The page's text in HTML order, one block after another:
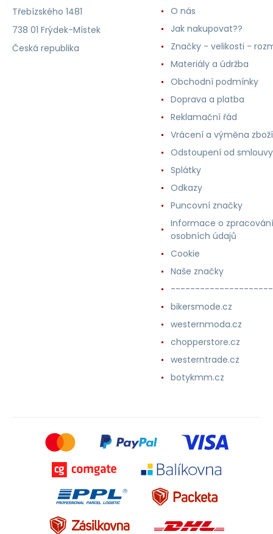
Třebízského 1481
738 01 Frýdek-Místek
Česká republika
O nás
Jak nakupovat??
Značky - velikosti -
Materiály a údržba
Obchodní podmínky
Doprava a platba
Reklamační řád
Vrácení a výměna zboží
Odstoupení od smlouvy
Splátky
Odkazy
Puncovní značky
Informace o zpracování
osobních údajů
Cookie
Naše značky
bikersmode.cz
westernmoda.cz
chopperstore.cz
westerntrade.cz
botykmm.cz